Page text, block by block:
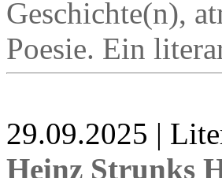
Geschichte(n),
Poesie. Ein
29.09.2025 |
Heinz Strunks